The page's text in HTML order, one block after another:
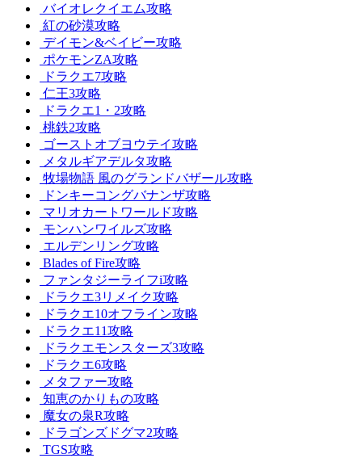
バイオレクイエム攻略
紅の砂漠攻略
デイモン&ベイビー攻略
ポケモンZA攻略
ドラクエ7攻略
仁王3攻略
ドラクエ1・2攻略
桃鉄2攻略
ゴーストオブヨウテイ攻略
メタルギアデルタ攻略
牧場物語 風のグランドバザール攻略
ドンキーコングバナンザ攻略
マリオカートワールド攻略
モンハンワイルズ攻略
エルデンリング攻略
Blades of Fire攻略
ファンタジーライフi攻略
ドラクエ3リメイク攻略
ドラクエ10オフライン攻略
ドラクエ11攻略
ドラクエモンスターズ3攻略
ドラクエ6攻略
メタファー攻略
知恵のかりもの攻略
魔女の泉R攻略
ドラゴンズドグマ2攻略
TGS攻略